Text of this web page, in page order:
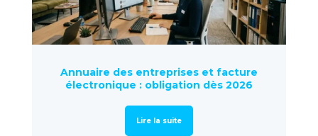
Annuaire des entreprises et facture
électronique : obligation dès 2026
Lire la suite